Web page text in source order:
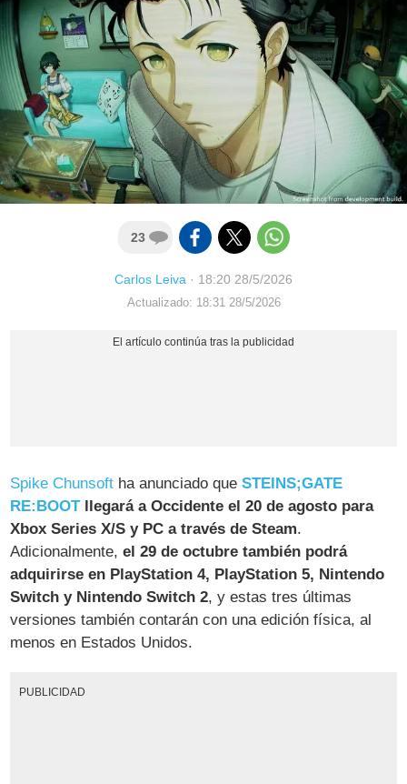
23
Carlos Leiva · 18:20 28/5/2026
Actualizado: 18:31 28/5/2026
Spike Chunsoft ha anunciado queSTEINS;GATE
RE:BOOT llegará a Occidente el 20 de agosto para
Xbox Series X/S y PC a través de Steam.
Adicionalmente,el 29 de octubre también podrá
adquirirse en PlayStation 4, PlayStation 5, Nintendo
Switch y Nintendo Switch 2, y estas tres últimas
versiones también contarán con una edición física, al
menos en Estados Unidos.
PUBLICIDAD